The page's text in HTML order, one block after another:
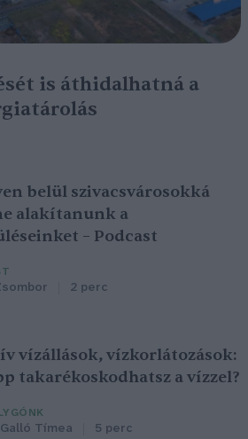
is áthidalhatná a
belül szivacsvárosokká
alakítanunk a
– Podcast
2 perc
vízállások, vízkorlátozások:
takarékoskodhatsz a vízzel?
Tímea 5 perc